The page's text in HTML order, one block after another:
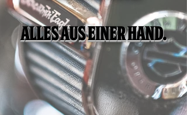
Alles aus einer Hand.